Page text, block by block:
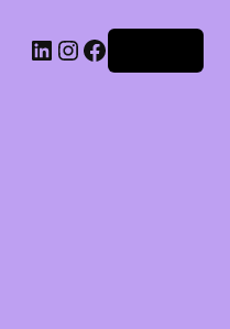
LinkedIn
Instagram
Facebook